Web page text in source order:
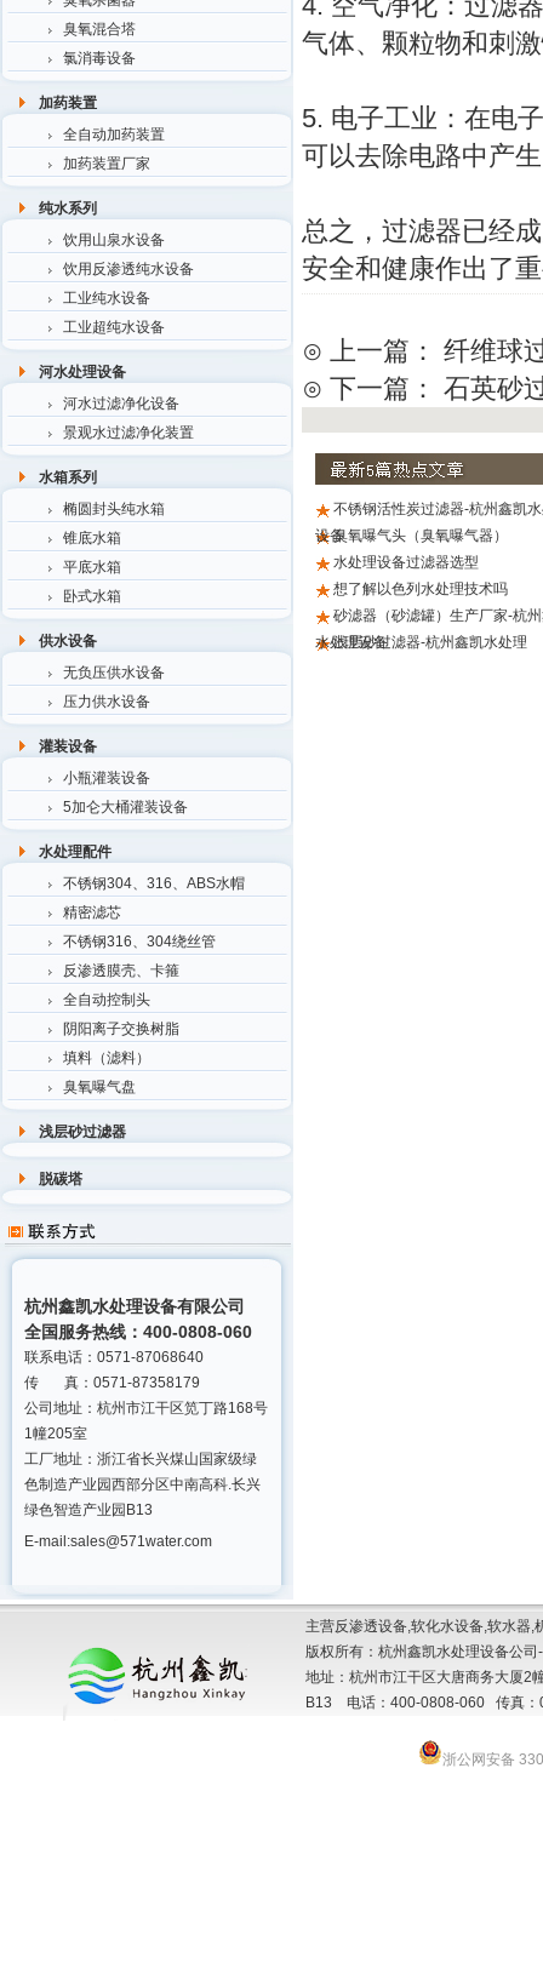
臭氧混合塔
氯消毒设备
加药装置
全自动加药装置
加药装置厂家
纯水系列
饮用山泉水设备
饮用反渗透纯水设备
工业纯水设备
工业超纯水设备
河水处理设备
河水过滤净化设备
景观水过滤净化装置
水箱系列
椭圆封头纯水箱
锥底水箱
平底水箱
卧式水箱
供水设备
无负压供水设备
压力供水设备
灌装设备
小瓶灌装设备
5加仑大桶灌装设备
水处理配件
不锈钢304、316、ABS水帽
精密滤芯
不锈钢316、304绕丝管
反渗透膜壳、卡箍
全自动控制头
阴阳离子交换树脂
填料（滤料）
臭氧曝气盘
浅层砂过滤器
脱碳塔
杭州鑫凯水处理设备有限公司
全国服务热线：400-0808-060
联系电话：0571-87068640
传 真：0571-87358179
公司地址：杭州市江干区笕丁路168号
1幢205室
工厂地址：浙江省长兴煤山国家级绿
色制造产业园西部分区中南高科.长兴
绿色智造产业园B13
E-mail:sales@571water.com
气体、颗粒物和刺
5. 电子工业：在电
可以去除电路中产
总之，过滤器已经
安全和健康作出了
⊙ 上一篇： 纤维球
⊙ 下一篇： 石英砂
不锈钢活性炭过滤器-杭州鑫凯
设备臭氧曝气头（臭氧曝气器）
水处理设备过滤器选型
想了解以色列水处理技术吗
砂滤器（砂滤罐）生产厂家-杭
水处理设备
浅层砂过滤器-杭州鑫凯水处理
主营反渗透设备,软化水设备,软水器
版权所有：杭州鑫凯水处理设备公
地址：杭州市江干区大唐商务大厦2
B13 电话：400-0808-060 传真：
浙公网安备